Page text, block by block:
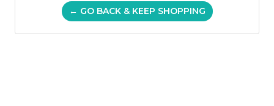
← GO BACK & KEEP SHOPPING